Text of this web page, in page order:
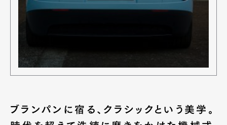
ブランパンに宿る、クラシックという美学。